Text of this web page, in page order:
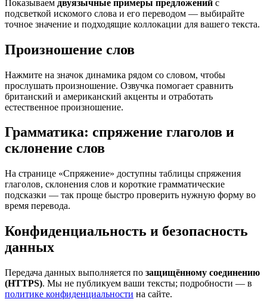
Показываем двуязычные примеры предложений с
подсветкой искомого слова и его переводом — выбирайте
точное значение и подходящие коллокации для вашего текста.
Произношение слов
Нажмите на значок динамика рядом со словом, чтобы
прослушать произношение. Озвучка помогает сравнить
британский и американский акценты и отработать
естественное произношение.
Грамматика: спряжение глаголов и
склонение слов
На странице «Спряжение» доступны таблицы спряжения
глаголов, склонения слов и короткие грамматические
подсказки — так проще быстро проверить нужную форму во
время перевода.
Конфиденциальность и безопасность
данных
Передача данных выполняется по защищённому соединению
(HTTPS). Мы не публикуем ваши тексты; подробности — в
политике конфиденциальности на сайте.